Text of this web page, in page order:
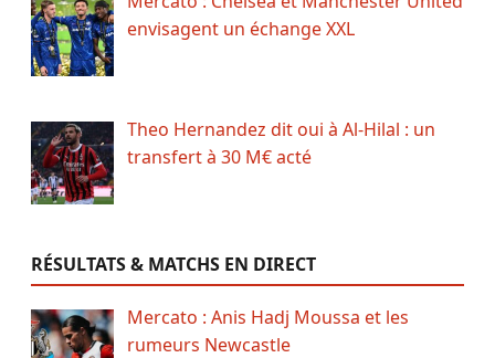
envisagent un échange XXL
Theo Hernandez dit oui à Al-Hilal : un
transfert à 30 M€ acté
RÉSULTATS & MATCHS EN DIRECT
Mercato : Anis Hadj Moussa et les
rumeurs Newcastle